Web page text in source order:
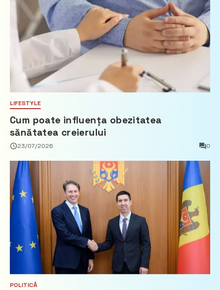
LIFESTYLE
Cum poate influența obezitatea
sănătatea creierului
23/07/2026 0
POLITICĂ